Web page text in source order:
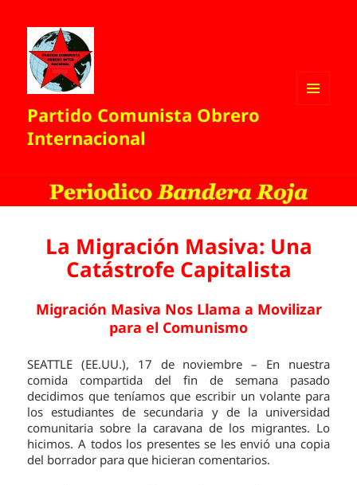
Partido Comunista Obrero
Internacional
La Migración Masiva: Una
Catástrofe Capitalista
Migración Masiva Nos Llama a Movilizar
para el Comunismo
SEATTLE (EE.UU.), 17 de noviembre – En nuestra
comida compartida del fin de semana pasado
decidimos que teníamos que escribir un volante para
los estudiantes de secundaria y de la universidad
comunitaria sobre la caravana de los migrantes. Lo
hicimos. A todos los presentes se les envió una copia
del borrador para que hicieran comentarios.